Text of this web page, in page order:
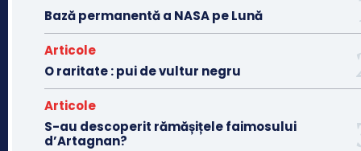
Bază permanentă a NASA pe Lună
Articole
O raritate : pui de vultur negru
Articole
S-au descoperit rămășițele faimosului
d’Artagnan?